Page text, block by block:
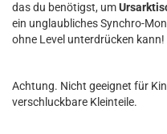
das du benötigst, um
ein unglaubliches Synchro-
ohne Level unterdrücken kann!
Achtung. Nicht geeignet für
verschluckbare Kleinteile.